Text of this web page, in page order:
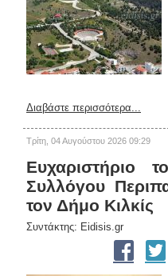
Διαβάστε περισσότερα...
Τρίτη, 04 Αυγούστου 2026 09:29
Ευχαριστήριο
Συλλόγου
τον Δήμο Κιλκίς
Συντάκτης: Eidisis.gr